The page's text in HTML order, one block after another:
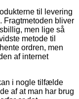
til levering
Fragtmetoden bliver
men lige så
metode til
ordren, men
af internet
i nogle tilfælde
af at man har brug